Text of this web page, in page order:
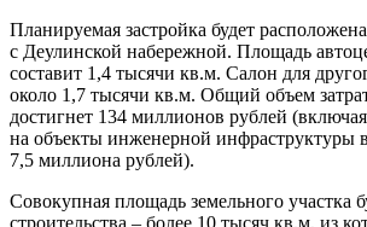
Планируемая застройка будет
с Деулинской набережной. Площадь
составит 1,4 тысячи кв.м. Салон для
около 1,7 тысячи кв.м. Общий объем
достигнет 134 миллионов рублей
на объекты инженерной инфраструктуры
7,5 миллиона рублей).
Совокупная площадь земельного участка
строительства – более 10 тысяч кв.м, из